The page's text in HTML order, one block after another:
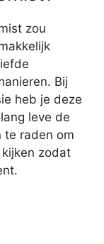
zou
Bij
heb je deze
leve de
te raden om
zodat